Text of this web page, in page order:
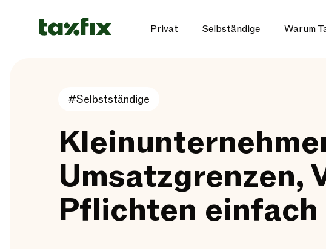
Privat Selbständige Warum
#Selbstständige
Umsatzgrenzen,
Pflichten